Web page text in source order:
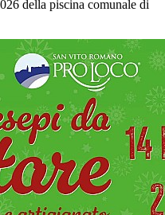
della piscina comunale di